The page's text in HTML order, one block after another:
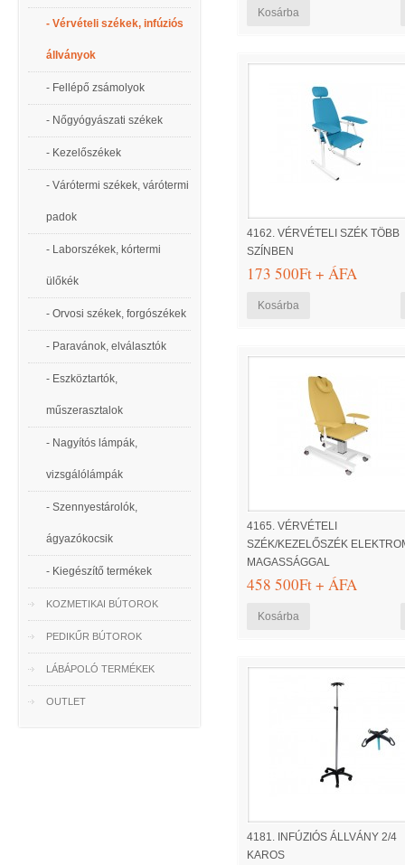
- Vérvételi székek, infúziós
állványok
- Fellépő zsámolyok
- Nőgyógyászati székek
- Kezelőszékek
- Várótermi székek, várótermi
padok
- Laborszékek, kórtermi
ülőkék
- Orvosi székek, forgószékek
- Paravánok, elválasztók
- Eszköztartók,
műszerasztalok
- Nagyítós lámpák,
vizsgálólámpák
- Szennyestárolók,
ágyazókocsik
- Kiegészítő termékek
KOZMETIKAI BÚTOROK
PEDIKŰR BÚTOROK
LÁBÁPOLÓ TERMÉKEK
OUTLET
4162. VÉRVÉTELI SZÉK TÖBB
SZÍNBEN
173 500Ft + ÁFA
4165. VÉRVÉTELI
SZÉK/KEZELŐSZÉK
MAGASSÁGGAL
458 500Ft + ÁFA
4181. INFÚZIÓS ÁLLVÁNY 2/4
KAROS